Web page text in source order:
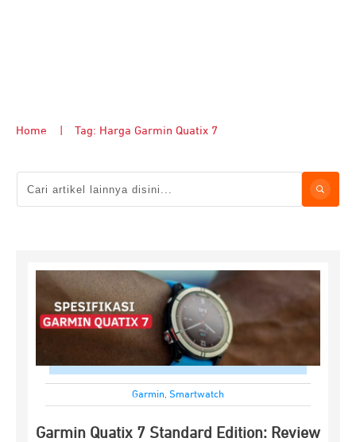
Home Tag: Harga Garmin Quatix 7
Garmin, Smartwatch
Garmin Quatix 7 Standard Edition: Review